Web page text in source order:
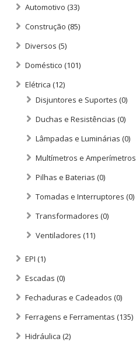
Automotivo (33)
Construção (85)
Diversos (5)
Doméstico (101)
Elétrica (12)
Disjuntores e Suportes (0)
Duchas e Resistências (0)
Lâmpadas e Luminárias (0)
Multímetros e Amperímetros
Pilhas e Baterias (0)
Tomadas e Interruptores (0)
Transformadores (0)
Ventiladores (11)
EPI (1)
Escadas (0)
Fechaduras e Cadeados (0)
Ferragens e Ferramentas (135)
Hidráulica (2)